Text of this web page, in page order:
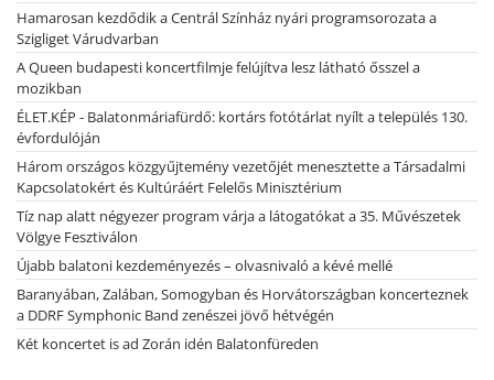
Hamarosan kezdődik a Centrál Színház nyári programsorozata a
Szigliget Várudvarban
A Queen budapesti koncertfilmje felújítva lesz látható ősszel a
mozikban
ÉLET.KÉP - Balatonmáriafürdő: kortárs fotótárlat nyílt a település 130.
évfordulóján
Három országos közgyűjtemény vezetőjét menesztette a Társadalmi
Kapcsolatokért és Kultúráért Felelős Minisztérium
Tíz nap alatt négyezer program várja a látogatókat a 35. Művészetek
Völgye Fesztiválon
Újabb balatoni kezdeményezés – olvasnivaló a kévé mellé
Baranyában, Zalában, Somogyban és Horvátországban koncerteznek
a DDRF Symphonic Band zenészei jövő hétvégén
Két koncertet is ad Zorán idén Balatonfüreden